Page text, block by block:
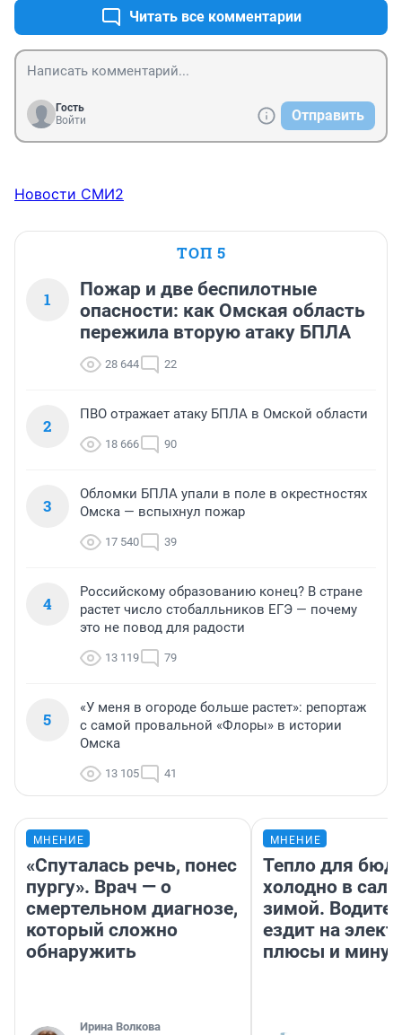
Читать все комментарии
Гость
Войти
Отправить
Новости СМИ2
ТОП 5
1
Пожар и две беспилотные
опасности: как Омская область
пережила вторую атаку БПЛА
28 644 22
2
ПВО отражает атаку БПЛА в Омской области
18 666 90
3
Обломки БПЛА упали в поле в окрестностях
Омска — вспыхнул пожар
17 540 39
4
Российскому образованию конец? В стране
растет число стобалльников ЕГЭ — почему
это не повод для радости
13 119 79
5
«У меня в огороде больше растет»: репортаж
с самой провальной «Флоры» в истории
Омска
13 105 41
МНЕНИЕ
«Спуталась речь, понес
пургу». Врач — о
смертельном диагнозе,
который сложно
обнаружить
Ирина Волкова
МНЕНИЕ
Тепло для
холодно в
зимой.
ездит на
плюсы и